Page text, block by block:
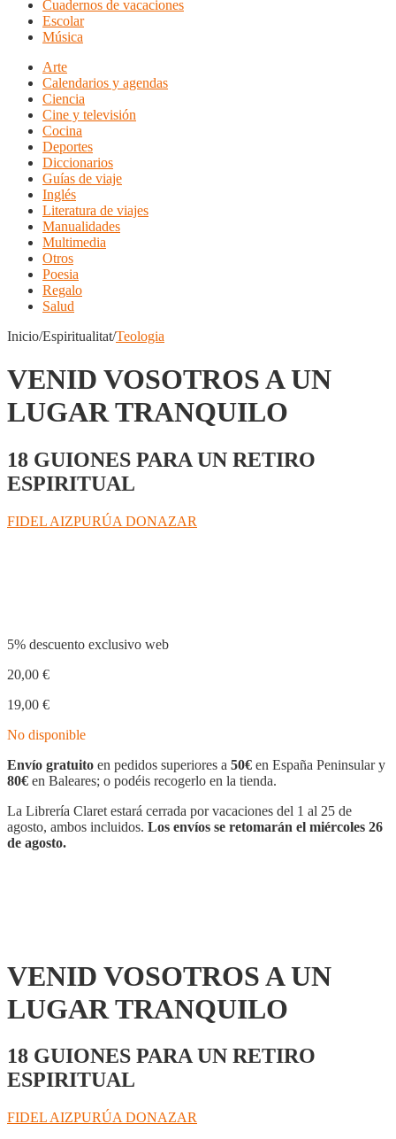
Cuadernos de vacaciones
Escolar
Música
Arte
Calendarios y agendas
Ciencia
Cine y televisión
Cocina
Deportes
Diccionarios
Guías de viaje
Inglés
Literatura de viajes
Manualidades
Multimedia
Otros
Poesia
Regalo
Salud
Inicio/Espiritualitat/Teologia
VENID VOSOTROS A UN
LUGAR TRANQUILO
18 GUIONES PARA UN RETIRO
ESPIRITUAL
FIDEL AIZPURÚA DONAZAR
5% descuento exclusivo web
20,00 €
19,00 €
No disponible
Envío gratuito en pedidos superiores a 50€ en España Peninsular y
80€ en Baleares; o podéis recogerlo en la tienda.
La Librería Claret estará cerrada por vacaciones del 1 al 25 de
agosto, ambos incluidos. Los envíos se retomarán el miércoles 26
de agosto.
VENID VOSOTROS A UN
LUGAR TRANQUILO
18 GUIONES PARA UN RETIRO
ESPIRITUAL
FIDEL AIZPURÚA DONAZAR